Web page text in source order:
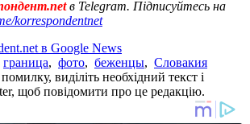
в Telegram. Підписуйтесь на
korrespondentnet
в Google News
граница, фото, беженцы, Словакия
виділіть необхідний текст і
щоб повідомити про це редакцію.